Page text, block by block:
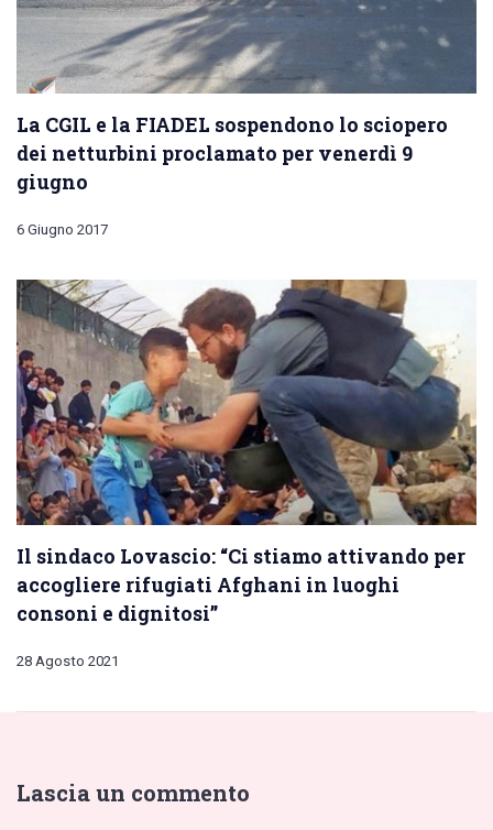
La CGIL e la FIADEL sospendono lo sciopero
dei netturbini proclamato per venerdì 9
giugno
6 Giugno 2017
Il sindaco Lovascio: “Ci stiamo attivando per
accogliere rifugiati Afghani in luoghi
consoni e dignitosi”
28 Agosto 2021
Lascia un commento